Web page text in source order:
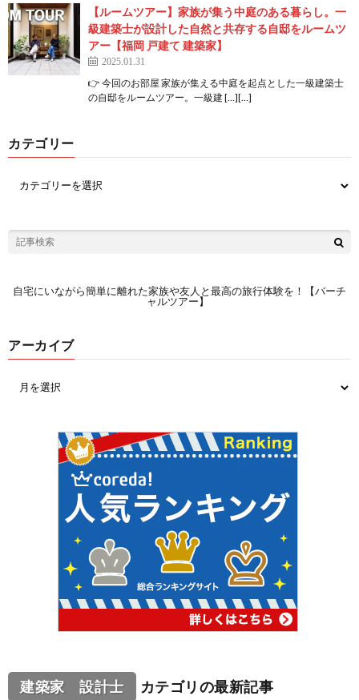
【ルームツアー】家族が集う中庭のある暮らし。一
級建築士が設計した自然と共存する自邸をルームツ
アー【福岡 戸建て 建築家】
2025.01.31
👉 今回のお部屋 家族が集える中庭を起点とした一級建築士
の自邸をルームツアー。一級建 […][…]
カテゴリー
自宅にいながら簡単に離れた家族や友人と最高の旅行体験を！【バーチ
ャルツアー】
アーカイブ
建築家 設計士 カテゴリの最新記事